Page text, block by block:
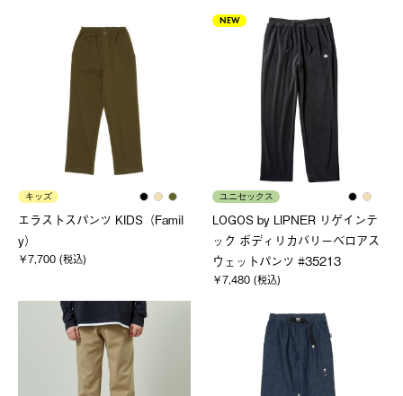
キッズ
エラストスパンツ KIDS（Famil
y）
￥7,700 (税込)
NEW
ユニセックス
LOGOS by LIPNER リゲインテ
ック ボディリカバリーベロアス
ウェットパンツ #35213
￥7,480 (税込)